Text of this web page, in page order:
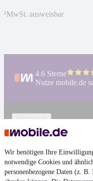
Wir benötigen Ihre
notwendige Cookies und
personenbezogene Daten (z.
¹MwSt. ausweisbar
4.6 Sterne
Nutze mobile.de
Impressum
AGB
Datenschutz
Datenschutzeinstellungen